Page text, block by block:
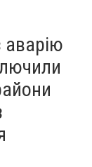
аварію